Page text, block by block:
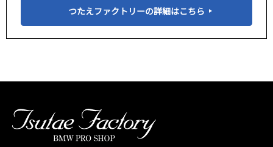
つたえファクトリーの詳細はこちら